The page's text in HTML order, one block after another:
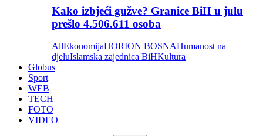
Kako izbjeći gužve? Granice BiH u julu
prešlo 4.506.611 osoba
AllEkonomijaHORION BOSNAHumanost na
djeluIslamska zajednica BiHKultura
Globus
Sport
WEB
TECH
FOTO
VIDEO